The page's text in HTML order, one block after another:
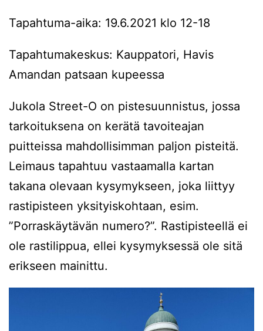
Tapahtuma-aika: 19.6.2021 klo 12-18
Tapahtumakeskus: Kauppatori, Havis
Amandan patsaan kupeessa
Jukola Street-O on pistesuunnistus, jossa
tarkoituksena on kerätä tavoiteajan
puitteissa mahdollisimman paljon pisteitä.
Leimaus tapahtuu vastaamalla kartan
takana olevaan kysymykseen, joka liittyy
rastipisteen yksityiskohtaan, esim.
”Porraskäytävän numero?”. Rastipisteellä ei
ole rastilippua, ellei kysymyksessä ole sitä
erikseen mainittu.